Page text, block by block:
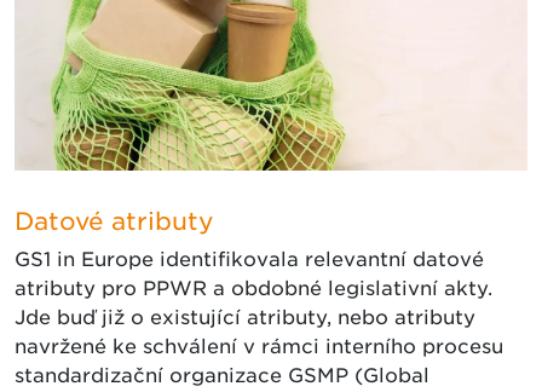
Datové atributy
GS1 in Europe identifikovala relevantní datové
atributy pro PPWR a obdobné legislativní akty.
Jde buď již o existující atributy, nebo atributy
navržené ke schválení v rámci interního procesu
standardizační organizace GSMP (Global